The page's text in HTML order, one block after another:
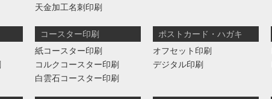
天金加工名刺印刷
コースター印刷
紙コースター印刷
コルクコースター印刷
白雲石コースター印刷
ポストカード・ハガキ
オフセット印刷
デジタル印刷